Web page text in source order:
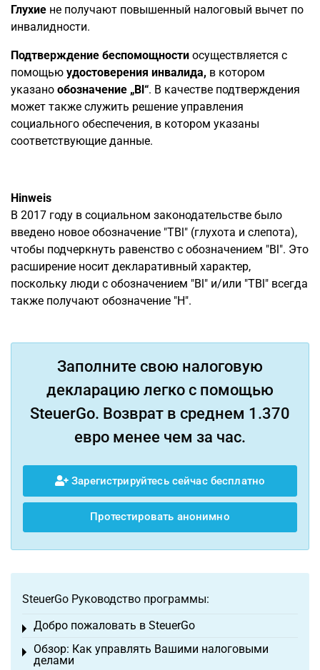
Глухие не получают повышенный налоговый вычет по
инвалидности.
Подтверждение беспомощности осуществляется с
помощью удостоверения инвалида, в котором
указано обозначение „Bl“. В качестве подтверждения
может также служить решение управления
социального обеспечения, в котором указаны
соответствующие данные.
Hinweis
В 2017 году в социальном законодательстве было
введено новое обозначение "TBl" (глухота и слепота),
чтобы подчеркнуть равенство с обозначением "Bl". Это
расширение носит декларативный характер,
поскольку люди с обозначением "Bl" и/или "TBl" всегда
также получают обозначение "H".
Заполните свою налоговую
декларацию легко с помощью
SteuerGo. Возврат в среднем 1.370
евро менее чем за час.
Зарегистрируйтесь сейчас бесплатно
Протестировать анонимно
SteuerGo Руководство программы:
Добро пожаловать в SteuerGo
Toggle menu
Обзор: Как управлять Вашими налоговыми
делами
Toggle menu